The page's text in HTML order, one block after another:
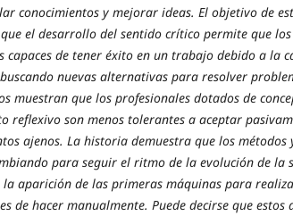
conocimientos y mejorar ideas. El objetivo de
el desarrollo del sentido crítico permite que
capaces de tener éxito en un trabajo debido a la
nuevas alternativas para resolver
muestran que los profesionales dotados de
reflexivo son menos tolerantes a aceptar
ajenos. La historia demuestra que los métodos
para seguir el ritmo de la evolución de la
la aparición de las primeras máquinas para
de hacer manualmente. Puede decirse que estos